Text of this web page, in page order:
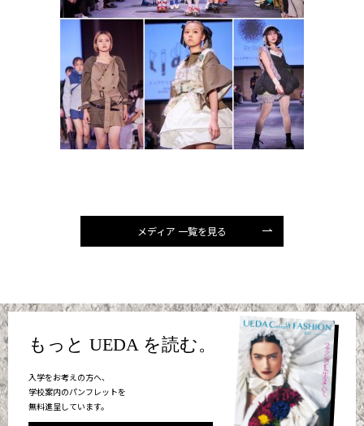
メディア 一覧を見る
もっと UEDA を読む。
入学をお考えの方へ、
学校案内のパンフレットを
無料進呈しています。